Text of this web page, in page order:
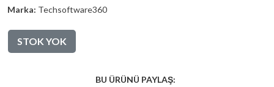
Marka: Techsoftware360
STOK YOK
BU ÜRÜNÜ PAYLAŞ: